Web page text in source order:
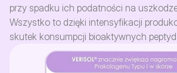
przy spadku ich podatności na
Wszystko to dzięki intensyfikacji
skutek konsumpcji bioaktywnych